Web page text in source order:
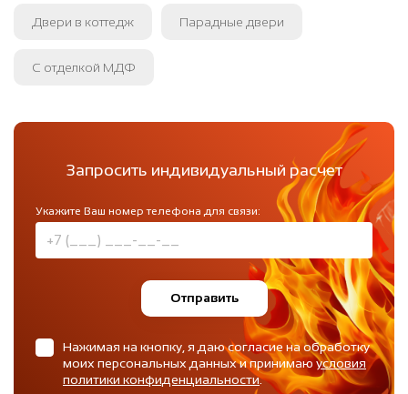
Двери в коттедж Парадные двери
С отделкой МДФ
Запросить индивидуальный расчет
Укажите Ваш номер телефона для связи:
Отправить
Нажимая на кнопку, я даю согласие на обработку
моих персональных данных и принимаюусловия
политики конфиденциальности.